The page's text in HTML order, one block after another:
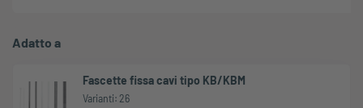
Adatto a
Fascette fissa cavi tipo KB/KBM
Varianti: 26